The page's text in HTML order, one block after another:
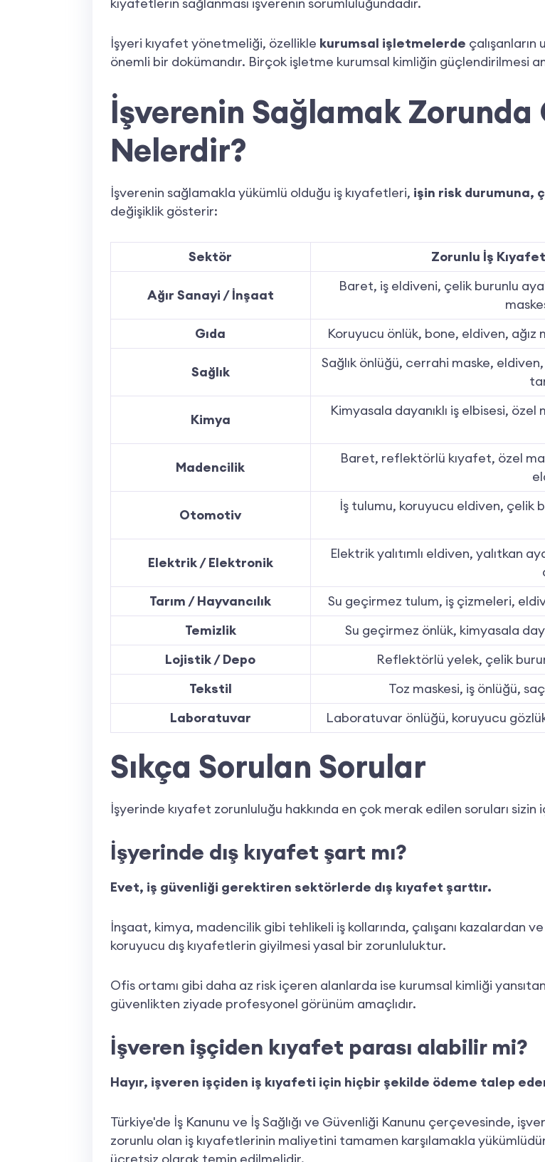
İşyeri kıyafet yönetmeliği, özellikle kurumsal işletmelerde
önemli bir dokümandır. Birçok işletme kurumsal kimliğin güçlendirilmesi
İşverenin Sağlamak Zorunda
Nelerdir?
İşverenin sağlamakla yükümlü olduğu iş kıyafetleri, işin risk durumuna,
değişiklik gösterir:
Sektör Zorunlu İş
Ağır Sanayi / İnşaat
Baret, iş eldiveni, çelik burunlu
Gıda
Koruyucu önlük, bone, eldiven, ağız
Sağlık
Sağlık önlüğü, cerrahi maske,
Kimya
Kimyasala dayanıklı iş elbisesi,
Madencilik
Baret, reflektörlü kıyafet, özel
Otomotiv
İş tulumu, koruyucu eldiven, çelik
Elektrik / Elektronik
Elektrik yalıtımlı eldiven, yalıtkan
Tarım / Hayvancılık
Su geçirmez tulum, iş çizmeleri,
Temizlik
Su geçirmez önlük, kimyasala
Lojistik / Depo
Reflektörlü yelek, çelik
Tekstil
Toz maskesi, iş önlüğü,
Laboratuvar
Laboratuvar önlüğü, koruyucu
Sıkça Sorulan Sorular
İşyerinde kıyafet zorunluluğu hakkında en çok merak edilen soruları sizin
İşyerinde dış kıyafet şart mı?
Evet, iş güvenliği gerektiren sektörlerde dış kıyafet şarttır.
İnşaat, kimya, madencilik gibi tehlikeli iş kollarında, çalışanı kazalardan
koruyucu dış kıyafetlerin giyilmesi yasal bir zorunluluktur.
Ofis ortamı gibi daha az risk içeren alanlarda ise kurumsal kimliği
güvenlikten ziyade profesyonel görünüm amaçlıdır.
İşveren işçiden kıyafet parası alabilir mi?
Hayır, işveren işçiden iş kıyafeti için hiçbir şekilde ödeme talep
Türkiye'de İş Kanunu ve İş Sağlığı ve Güvenliği Kanunu çerçevesinde,
zorunlu olan iş kıyafetlerinin maliyetini tamamen karşılamakla